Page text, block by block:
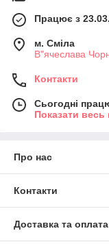
Працює з
м. Сміла
В"ячеслава
Контакти
Сьогодні
Показати весь
Про нас
Контакти
Доставка та оплата